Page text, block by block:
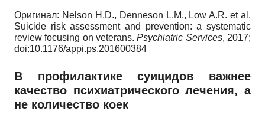
Оригинал: Nelson H.D., Denneson L.M., Low A.R. et al.
Suicide risk assessment and prevention: a systematic
review focusing on veterans.Psychiatric Services, 2017;
doi:10.1176/appi.ps.201600384
В профилактике суицидов важнее
качество психиатрического лечения, а
не количество коек